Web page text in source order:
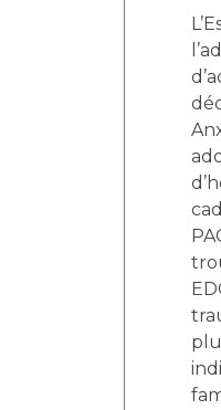
Les
Livret
Salon des
Vos droits,
Les